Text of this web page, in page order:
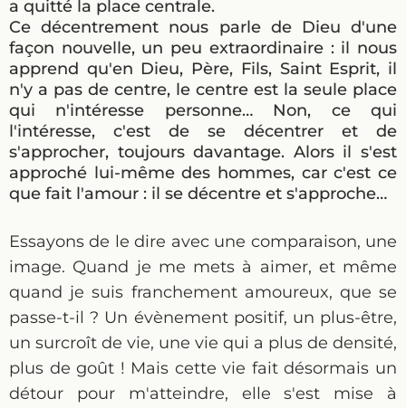
a quitté la place centrale.
Ce décentrement nous parle de Dieu d'une
façon nouvelle, un peu extraordinaire : il nous
apprend qu'en Dieu, Père, Fils, Saint Esprit, il
n'y a pas de centre, le centre est la seule place
qui n'intéresse personne… Non, ce qui
l'intéresse, c'est de se décentrer et de
s'approcher, toujours davantage. Alors il s'est
approché lui-même des hommes, car c'est ce
que fait l'amour : il se décentre et s'approche…
Essayons de le dire avec une comparaison, une
image. Quand je me mets à aimer, et même
quand je suis franchement amoureux, que se
passe-t-il ? Un évènement positif, un plus-être,
un surcroît de vie, une vie qui a plus de densité,
plus de goût ! Mais cette vie fait désormais un
détour pour m'atteindre, elle s'est mise à